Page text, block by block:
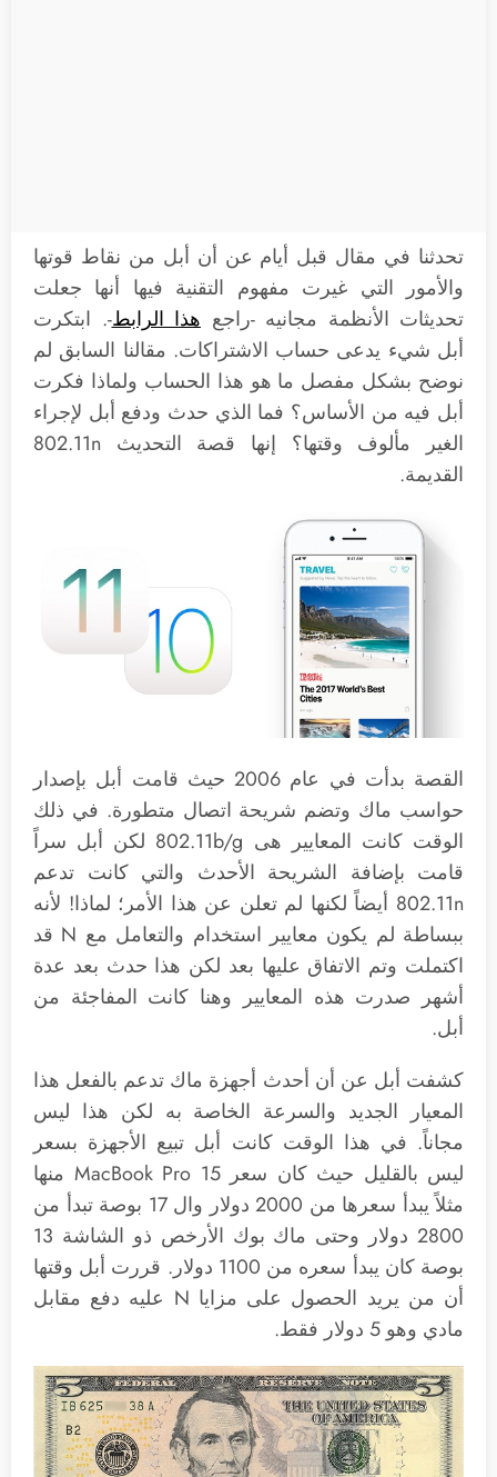
تحدثنا في مقال قبل أيام عن أن أبل من نقاط قوتها
والأمور التي غيرت مفهوم التقنية فيها أنها جعلت
تحديثات الأنظمة مجانيه -راجع هذا الرابط-. ابتكرت
أبل شيء يدعى حساب الاشتراكات. مقالنا السابق لم
نوضح بشكل مفصل ما هو هذا الحساب ولماذا فكرت
أبل فيه من الأساس؟ فما الذي حدث ودفع أبل لإجراء
الغير مألوف وقتها؟ إنها قصة التحديث 802.11n
القديمة.
القصة بدأت في عام 2006 حيث قامت أبل بإصدار
حواسب ماك وتضم شريحة اتصال متطورة. في ذلك
الوقت كانت المعايير هى 802.11b/g لكن أبل سراً
قامت بإضافة الشريحة الأحدث والتي كانت تدعم
802.11n أيضاً لكنها لم تعلن عن هذا الأمر؛ لماذا! لأنه
ببساطة لم يكون معايير استخدام والتعامل مع N قد
اكتملت وتم الاتفاق عليها بعد لكن هذا حدث بعد عدة
أشهر صدرت هذه المعايير وهنا كانت المفاجئة من
أبل.
كشفت أبل عن أن أحدث أجهزة ماك تدعم بالفعل هذا
المعيار الجديد والسرعة الخاصة به لكن هذا ليس
مجاناً. في هذا الوقت كانت أبل تبيع الأجهزة بسعر
ليس بالقليل حيث كان سعر MacBook Pro 15 منها
مثلاً يبدأ سعرها من 2000 دولار وال 17 بوصة تبدأ من
2800 دولار وحتى ماك بوك الأرخص ذو الشاشة 13
بوصة كان يبدأ سعره من 1100 دولار. قررت أبل وقتها
أن من يريد الحصول على مزايا N عليه دفع مقابل
مادي وهو 5 دولار فقط.